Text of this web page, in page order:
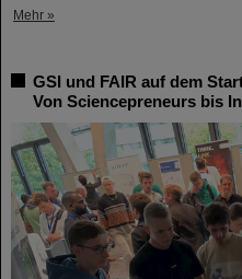
Mehr »
GSI und FAIR auf dem
Von Sciencepreneurs bis